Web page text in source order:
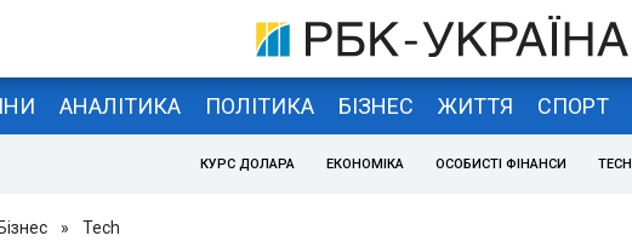
АНАЛІТИКА ПОЛІТИКА БІЗНЕС ЖИТТЯ СПОРТ
КУРС ДОЛАРА ЕКОНОМІКА ОСОБИСТІ ФІНАНСИ TECH
Бізнес » Tech